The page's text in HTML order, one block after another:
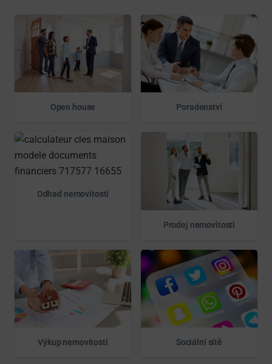
Open house Poradenství
Odhad nemovitosti
Prodej nemovitosti
Výkup nemovitosti Sociální sítě